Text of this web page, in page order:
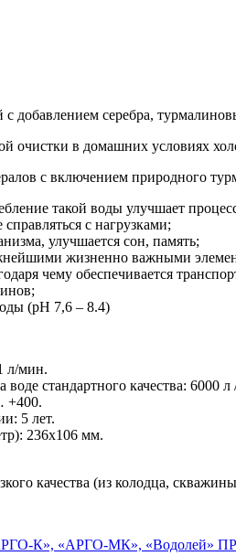
добавлением серебра,
очистки в домашних условиях
с включением природного
такой воды улучшает
с нагрузками;
улучшается сон, память;
жизненно важными
чему обеспечивается
(pH 7,6 – 8.4)
л/мин.
стандартного качества: 6000 л
+400.
5 лет.
236х106 мм.
(из колодца,